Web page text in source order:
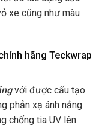
xe cũng như màu
hãng Teckwrap
với được cấu tạo
phản xạ ánh nắng
chống tia UV lên